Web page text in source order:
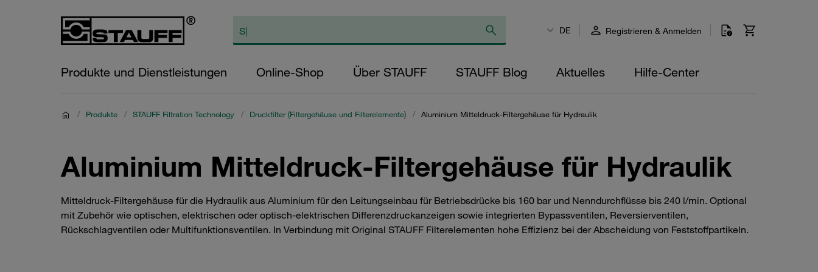
DE Registrieren & Anmelden
Produkte und Dienstleistungen Online-Shop Über STAUFF STAUFF Blog Aktuelles Hilfe-Center
/ Produkte / STAUFF Filtration Technology / Druckfilter (Filtergehäuse und Filterelemente) / Aluminium Mitteldruck-Filtergehäuse für Hydraulik
Aluminium Mitteldruck-Filtergehäuse für Hydraulik
Mitteldruck-Filtergehäuse für die Hydraulik aus Aluminium für den Leitungseinbau für Betriebsdrücke bis 160 bar und Nenndurchflüsse bis 240 l/min. Optional
mit Zubehör wie optischen, elektrischen oder optisch-elektrischen Differenzdruckanzeigen sowie integrierten Bypassventilen, Reversierventilen,
Rückschlagventilen oder Multifunktionsventilen. In Verbindung mit Original STAUFF Filterelementen hohe Effizienz bei der Abscheidung von Feststoffpartikeln.